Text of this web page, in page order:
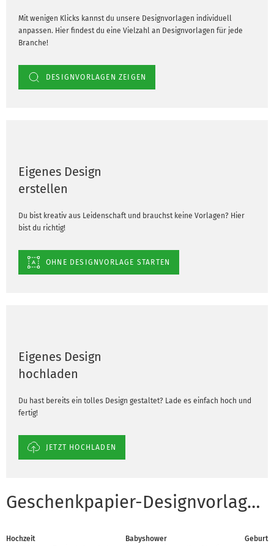
Mit wenigen Klicks kannst du unsere Designvorlagen individuell
anpassen. Hier findest du eine Vielzahl an Designvorlagen für jede
Branche!
DESIGNVORLAGEN ZEIGEN
Eigenes Design
erstellen
Du bist kreativ aus Leidenschaft und brauchst keine Vorlagen? Hier
bist du richtig!
OHNE DESIGNVORLAGE STARTEN
Eigenes Design
hochladen
Du hast bereits ein tolles Design gestaltet? Lade es einfach hoch und
fertig!
JETZT HOCHLADEN
Geschenkpapier-Designvorlagen für Anlässe
Hochzeit
Babyshower
Geburt